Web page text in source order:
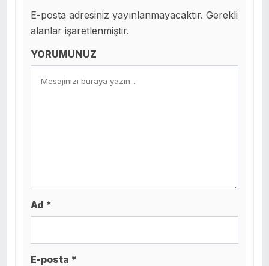
E-posta adresiniz yayınlanmayacaktır. Gerekli
alanlar işaretlenmiştir.
YORUMUNUZ
Ad *
E-posta *